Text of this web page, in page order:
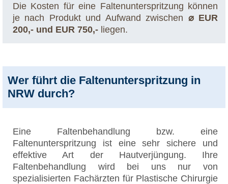
Die Kosten für eine Faltenunterspritzung können
je nach Produkt und Aufwand zwischen ⌀ EUR
200,- und EUR 750,- liegen.
Wer führt die Faltenunterspritzung in
NRW durch?
Eine Faltenbehandlung bzw. eine
Faltenunterspritzung ist eine sehr sichere und
effektive Art der Hautverjüngung. Ihre
Faltenbehandlung wird bei uns nur von
spezialisierten Fachärzten für Plastische Chirurgie